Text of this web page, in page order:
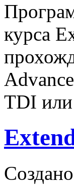
курса
TDI